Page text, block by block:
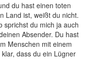
du hast einen toten
Land ist, weißt du nicht.
sprichst du mich ja auch
Absender. Du hast
Menschen mit einem
dass du ein Lügner